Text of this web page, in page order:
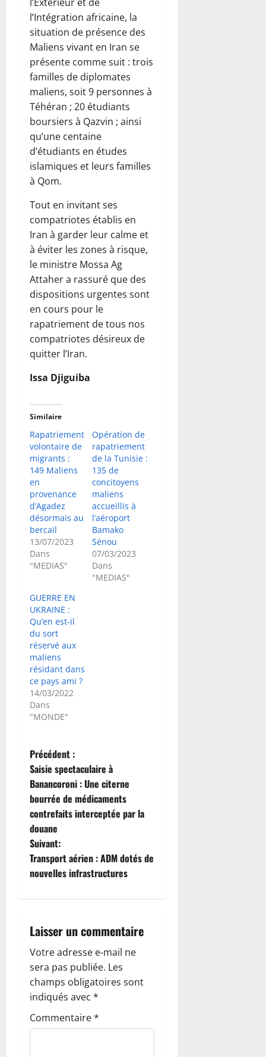
l’Intégration africaine, la
situation de présence des
Maliens vivant en Iran se
présente comme suit : trois
familles de diplomates
maliens, soit 9 personnes à
Téhéran ; 20 étudiants
boursiers à Qazvin ; ainsi
qu’une centaine
d’étudiants en études
islamiques et leurs familles
à Qom.
Tout en invitant ses
compatriotes établis en
Iran à garder leur calme et
à éviter les zones à risque,
le ministre Mossa Ag
Attaher a rassuré que des
dispositions urgentes sont
en cours pour le
rapatriement de tous nos
compatriotes désireux de
quitter l’Iran.
Issa Djiguiba
Similaire
Rapatriement
volontaire de
migrants :
149 Maliens
en
provenance
d’Agadez
désormais au
bercail
13/07/2023
Dans
"MEDIAS"
Opération de
rapatriement
de la Tunisie :
135 de
concitoyens
maliens
accueillis à
l’aéroport
Bamako
Sénou
07/03/2023
Dans
"MEDIAS"
GUERRE EN
UKRAINE :
Qu’en est-il
du sort
réservé aux
maliens
résidant dans
ce pays ami ?
14/03/2022
Dans
"MONDE"
N
a
v
i
g
a
i
o
n
d
’
Précédent :
Saisie spectaculaire à
Banancoroni : Une citerne
bourrée de médicaments
contrefaits interceptée par la
douane
Suivant:
Transport aérien : ADM dotés de
nouvelles infrastructures
Laisser un commentaire
Votre adresse e-mail ne
sera pas publiée. Les
champs obligatoires sont
indiqués avec *
Commentaire*